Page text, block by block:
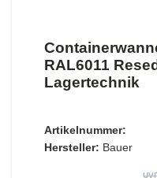
RAL6011
Lagertechnik
Artikelnummer:
Hersteller: Bauer